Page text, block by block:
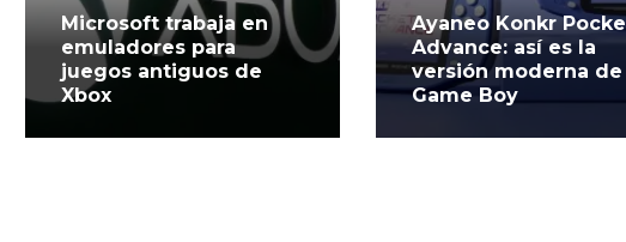
Microsoft trabaja en
emuladores para
juegos antiguos de
Xbox
Ayaneo Konkr
Advance: así es la
versión moderna de
Game Boy